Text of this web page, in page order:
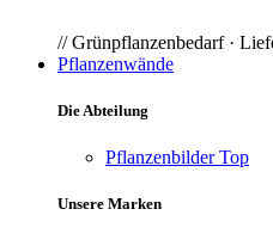
// Grünpflanzenbedarf ·
Pflanzenwände
Die Abteilung
PflanzenbilderTop
Unsere Marken